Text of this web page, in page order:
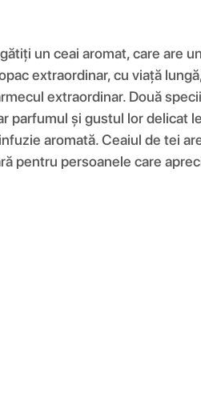
un ceai aromat, care are
extraordinar, cu viață
extraordinar. Două
și gustul lor delicat
aromată. Ceaiul de tei
pentru persoanele care